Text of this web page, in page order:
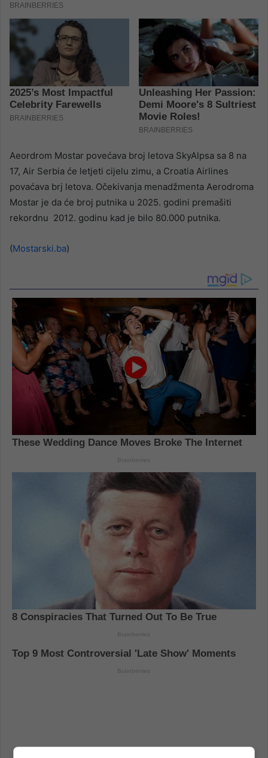
Aeordrom Mostar povećava broj letova SkyAlpsa sa 8 na
17, Air Serbia će letjeti cijelu zimu, a Croatia Airlines
povaćava brj letova. Očekivanja menadžmenta Aerodroma
Mostar je da će broj putnika u 2025. godini premašiti
rekordnu 2012. godinu kad je bilo 80.000 putnika.
(Mostarski.ba)